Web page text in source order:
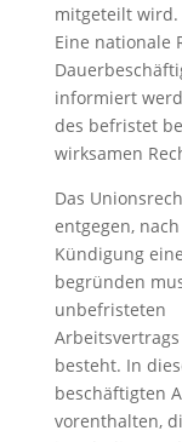
mitgeteilt wird.
Eine nationale
informiert
des befristet
wirksamen
Das
entgegen,
Kündigung
begründen
unbefristeten
besteht. In
beschäftigten
vorenthalten,